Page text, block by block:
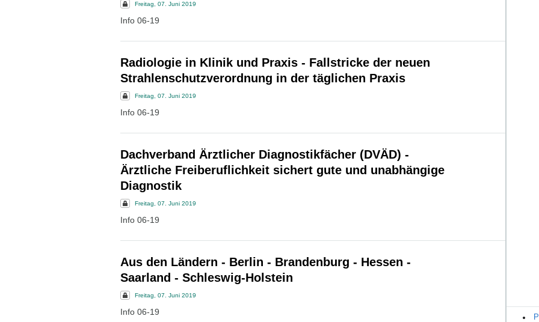
Freitag, 07. Juni 2019
Info 06-19
Radiologie in Klinik und Praxis - Fallstricke der neuen
Strahlenschutzverordnung in der täglichen Praxis
Freitag, 07. Juni 2019
Info 06-19
Dachverband Ärztlicher Diagnostikfächer (DVÄD) -
Ärztliche Freiberuflichkeit sichert gute und unabhängige
Diagnostik
Freitag, 07. Juni 2019
Info 06-19
Aus den Ländern - Berlin - Brandenburg - Hessen -
Saarland - Schleswig-Holstein
Freitag, 07. Juni 2019
Info 06-19